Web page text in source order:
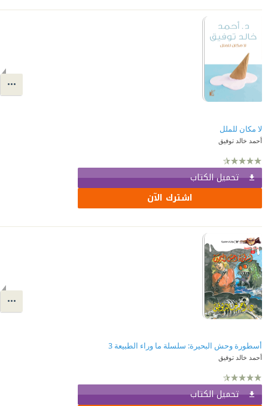
لا مكان للملل
أحمد خالد توفيق
تحميل الكتاب
اشترك الآن
أسطورة وحش البحيرة: سلسلة ما وراء الطبيعة 3
أحمد خالد توفيق
تحميل الكتاب